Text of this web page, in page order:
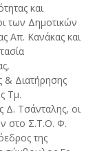
και
των Δημοτικών
Απ. Κανάκας και
& Διατήρησης
Τμ.
Δ. Τσάνταλης, οι
στο Σ.Τ.Ο. Φ.
της